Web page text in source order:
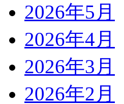
2026年5月
2026年4月
2026年3月
2026年2月